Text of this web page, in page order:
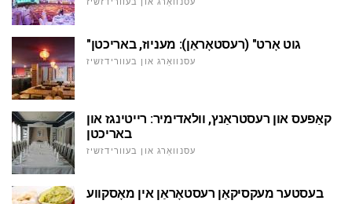
"גוט אָרט" (רעסטאָראַן): מעניוז, באריכטן
עסנוואַרג און בעוורידזשיז
קאַפעס און רעסטראַנץ, וולאדימיר: רייטינגז און
באריכטן
עסנוואַרג און בעוורידזשיז
בעסטער מעקסיקאַן רעסטאָראַן אין מאָסקווע